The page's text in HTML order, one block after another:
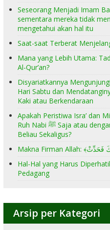
Seseorang Menjadi Imam
sementara mereka tidak
mengetahui akan hal itu
Saat-saat Terberat
Mana yang Lebih Utama:
Al-Qur’an?
Disyariatkannya
Hari Sabtu dan
Kaki atau Berkendaraan
Apakah Peristiwa Isra’ dan
Ruh Nabi ﷺ Saja atau dengan Ruh dan Jasad
Beliau Sekaligus?
Hal-Hal yang Harus
Pedagang
Arsip per Kategori